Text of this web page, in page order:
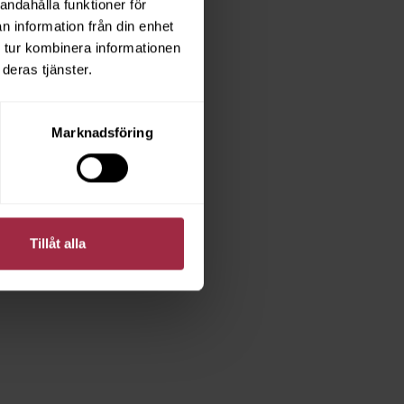
funktioner för
information från din enhet
kombinera informationen
tjänster.
Marknadsföring
Tillåt alla